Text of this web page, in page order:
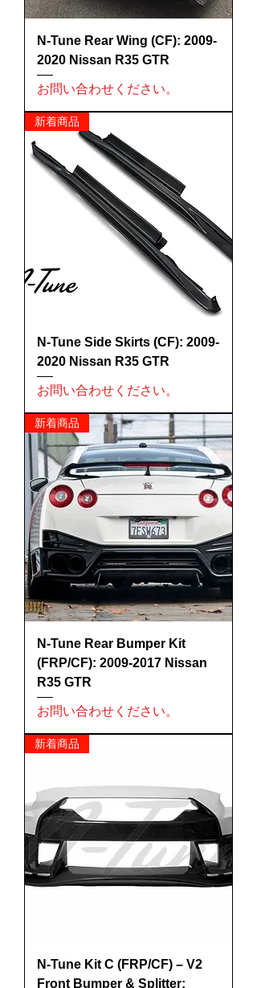
N-Tune Rear Wing (CF): 2009-
2020 Nissan R35 GTR
お問い合わせください。
新着商品
N-Tune Side Skirts (CF): 2009-
2020 Nissan R35 GTR
お問い合わせください。
新着商品
N-Tune Rear Bumper Kit
(FRP/CF): 2009-2017 Nissan
R35 GTR
お問い合わせください。
新着商品
N-Tune Kit C (FRP/CF) – V2
Front Bumper & Splitter: